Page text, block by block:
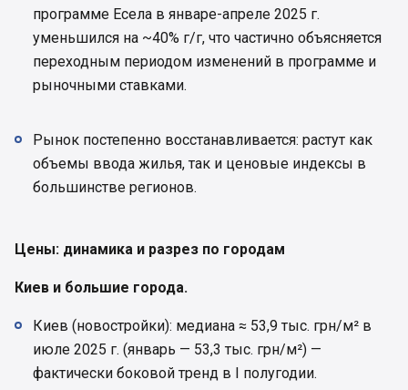
программе Есела в январе-апреле 2025 г.
уменьшился на ~40% г/г, что частично объясняется
переходным периодом изменений в программе и
рыночными ставками.
Рынок постепенно восстанавливается: растут как
объемы ввода жилья, так и ценовые индексы в
большинстве регионов.
Цены: динамика и разрез по городам
Киев и большие города.
Киев (новостройки): медиана ≈ 53,9 тыс. грн/м² в
июле 2025 г. (январь — 53,3 тыс. грн/м²) —
фактически боковой тренд в I полугодии.